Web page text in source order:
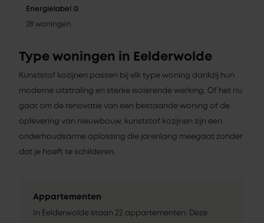
Energielabel G
28 woningen
Type woningen in Eelderwolde
Kunststof kozijnen passen bij elk type woning dankzij hun
moderne uitstraling en sterke isolerende werking. Of het nu
gaat om de renovatie van een bestaande woning of de
oplevering van nieuwbouw, kunststof kozijnen zijn een
onderhoudsarme oplossing die jarenlang meegaat zonder
dat je hoeft te schilderen.
Appartementen
In Eelderwolde staan 22 appartementen. Deze